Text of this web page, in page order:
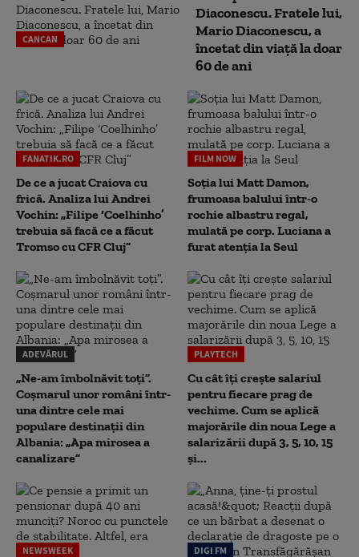
CANCAN
Diaconescu. Fratele lui,
Mario Diaconescu, a
încetat din viață la doar
60 de ani
FANATIK.RO
De ce a jucat Craiova cu
frică. Analiza lui Andrei
Vochin: „Filipe ‘Coelhinho’
trebuia să facă ce a făcut
Tromso cu CFR Cluj”
FILM NOW
Soția lui Matt Damon,
frumoasa balului într-o
rochie albastru regal,
mulată pe corp. Luciana a
furat atenția la Seul
ADEVĂRUL
„Ne-am îmbolnăvit toți”.
Coșmarul unor români într-
una dintre cele mai
populare destinații din
Albania: „Apa mirosea a
canalizare”
PLAYTECH
Cu cât îți crește salariul
pentru fiecare prag de
vechime. Cum se aplică
majorările din noua Lege a
salarizării după 3, 5, 10, 15
și...
NEWSWEEK DIGI FM